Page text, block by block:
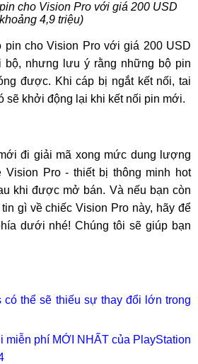
cho Vision Pro với giá 200 USD
4,9 triệu)
pin cho Vision Pro với giá 200 USD
bộ, nhưng lưu ý rằng những bộ pin
được. Khi cáp bị ngắt kết nối, tai
sẽ khởi động lại khi kết nối pin mới.
đi giải mã xong mức dung lượng
Vision Pro - thiết bị thông minh hot
khi được mở bán. Và nếu bạn còn
gì về chiếc Vision Pro này, hãy để
dưới nhé! Chúng tôi sẽ giúp bạn
có thể sẽ thiếu sự thay đổi lớn trong
miễn phí MỚI NHẤT của PlayStation